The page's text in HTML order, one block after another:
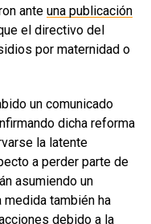
ante una publicación
el directivo del
por maternidad o
un comunicado
dicha reforma
la latente
a perder parte de
asumiendo un
también ha
debido a la